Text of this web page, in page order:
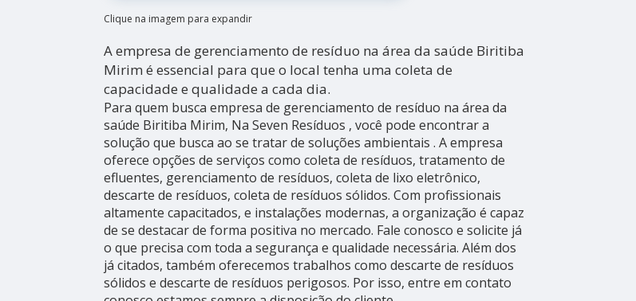
Clique na imagem para expandir
A empresa de gerenciamento de resíduo na área da saúde Biritiba
Mirim é essencial para que o local tenha uma coleta de
capacidade e qualidade a cada dia.
Para quem busca empresa de gerenciamento de resíduo na área da
saúde Biritiba Mirim, Na Seven Resíduos , você pode encontrar a
solução que busca ao se tratar de soluções ambientais . A empresa
oferece opções de serviços como coleta de resíduos, tratamento de
efluentes, gerenciamento de resíduos, coleta de lixo eletrônico,
descarte de resíduos, coleta de resíduos sólidos. Com profissionais
altamente capacitados, e instalações modernas, a organização é capaz
de se destacar de forma positiva no mercado. Fale conosco e solicite já
o que precisa com toda a segurança e qualidade necessária. Além dos
já citados, também oferecemos trabalhos como descarte de resíduos
sólidos e descarte de resíduos perigosos. Por isso, entre em contato